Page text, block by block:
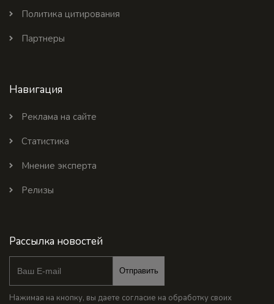
Политика цитирования
Партнеры
Навигация
Реклама на сайте
Статистика
Мнение эксперта
Релизы
Рассылка новостей
Отправить
Нажимая на кнопку, вы даете согласие на обработку своих